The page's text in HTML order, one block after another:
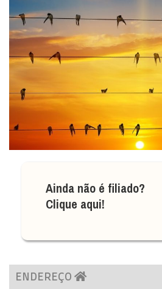
Ainda não é filiado?
Clique aqui!
ENDEREÇO